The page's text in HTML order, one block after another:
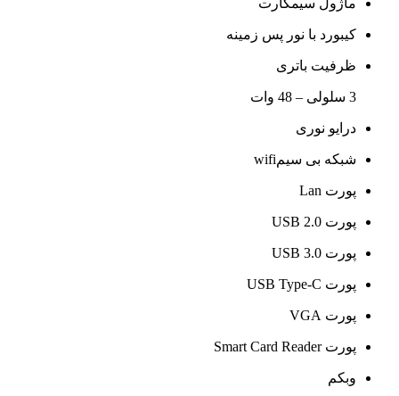
ماژول سیمکارت
کیبورد با نور پس زمینه
ظرفیت باتری
3 سلولی – 48 وات
درایو نوری
شبکه بی سیمwifi
پورت Lan
پورت USB 2.0
پورت USB 3.0
پورت USB Type-C
پورت VGA
پورت Smart Card Reader
وبکم